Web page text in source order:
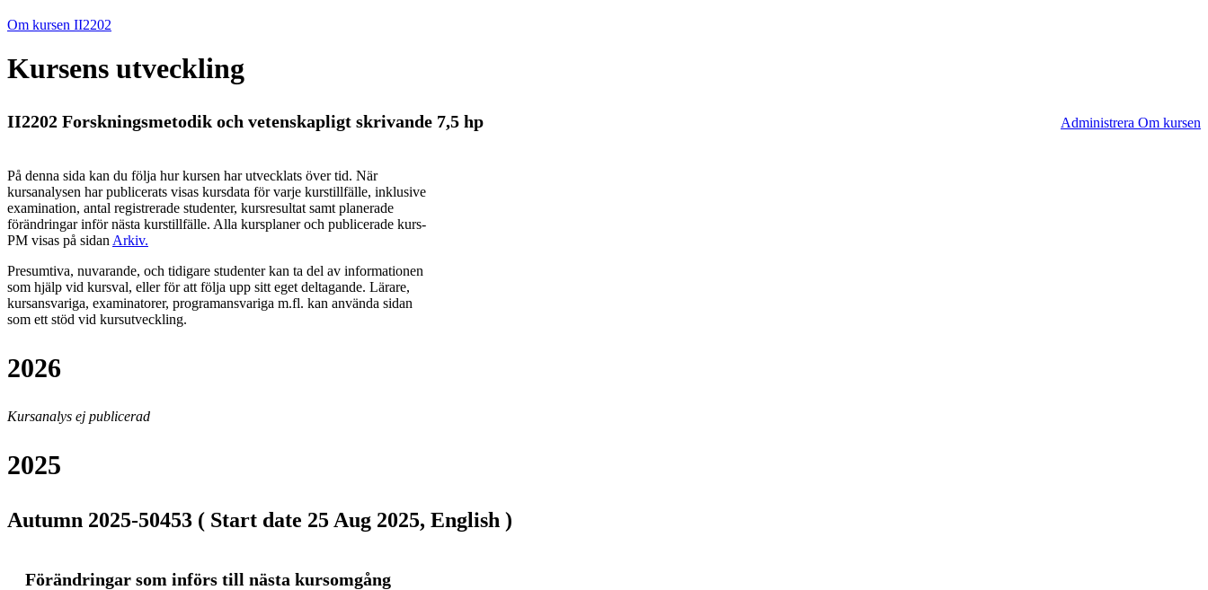
Om kursen II2202
Kursens utveckling
II2202 Forskningsmetodik och vetenskapligt skrivande 7,5 hp Administrera Om kursen
På denna sida kan du följa hur kursen har utvecklats över tid. När
kursanalysen har publicerats visas kursdata för varje kurstillfälle, inklusive
examination, antal registrerade studenter, kursresultat samt planerade
förändringar inför nästa kurstillfälle. Alla kursplaner och publicerade kurs-
PM visas på sidan Arkiv.
Presumtiva, nuvarande, och tidigare studenter kan ta del av informationen
som hjälp vid kursval, eller för att följa upp sitt eget deltagande. Lärare,
kursansvariga, examinatorer, programansvariga m.fl. kan använda sidan
som ett stöd vid kursutveckling.
2026
Kursanalys ej publicerad
2025
Autumn 2025-50453 ( Start date 25 Aug 2025, English )
Förändringar som införs till nästa kursomgång